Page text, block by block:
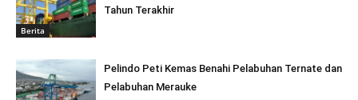
Berita
Tahun Terakhir
Pelindo Peti Kemas Benahi Pelabuhan Ternate dan
Pelabuhan Merauke